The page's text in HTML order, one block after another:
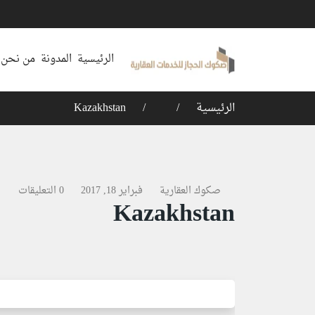
الرئيسية المدونة من نحن
الرئيسية Kazakhstan
صكوك العقارية فبراير 18, 2017 0 التعليقات
Kazakhstan